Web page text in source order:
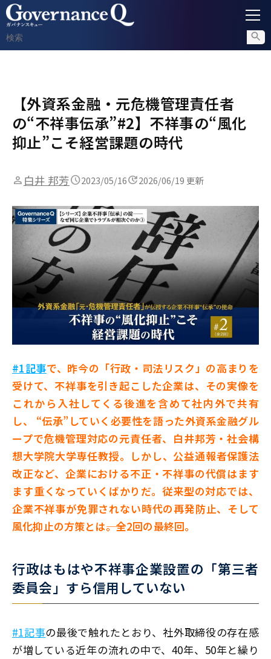
内部通報
コンプライアンス調査
不正対策
セミナー情報
【外資系金融・元危機管理責任者
の“不祥事伝承”#2】不祥事の“風化
抑止”こそ経営課題の時代
白井 邦芳 2023/05/16 2026/06/19 更新
#1記事で、昨今の「行政・司法リスク」の高まりを
受けて、不祥事を引き起こした企業は、その実像を
これから入社してくる後進を含めて社内外で共有
し、 “伝承”していく必要性を語った外資系金融グル
ープで危機管理対応の元責任者、白井邦芳・社会構
想大学院大学専任教授。しかし、公益通報者保護法
改正など、企業における不正・不祥事の代償はます
ます重くなっていくばかりだ。従来型の対応では、
企業不祥事が免罪されない時代の再発防止、そして
風化抑止の方策とは――。全2回の最終回。
行政はもはや不祥事企業設置の「第三者
委員会」すら信用していない
#1記事の最後で触れたとおり、社外取締役の存在感
が増している近年の流れの中で、40年、50年と繰り